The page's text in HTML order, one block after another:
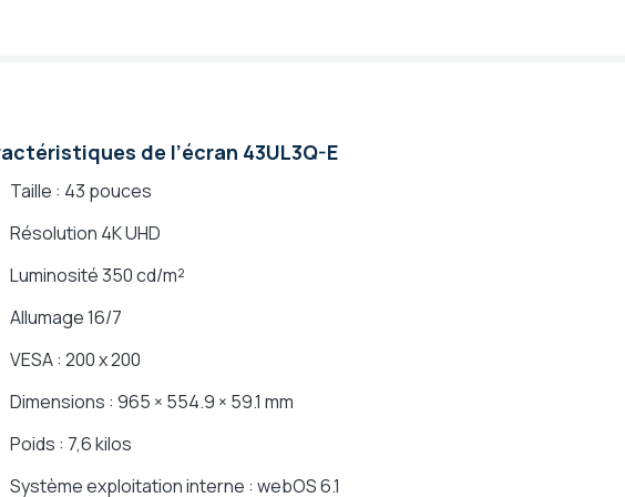
de l’écran 43UL3Q-E
Taille : 43 pouces
Résolution 4K UHD
Luminosité 350 cd/m²
Allumage 16/7
VESA : 200 x 200
Dimensions : 965 × 554.9 × 59.1 mm
Poids : 7,6 kilos
Système exploitation interne : webOS 6.1